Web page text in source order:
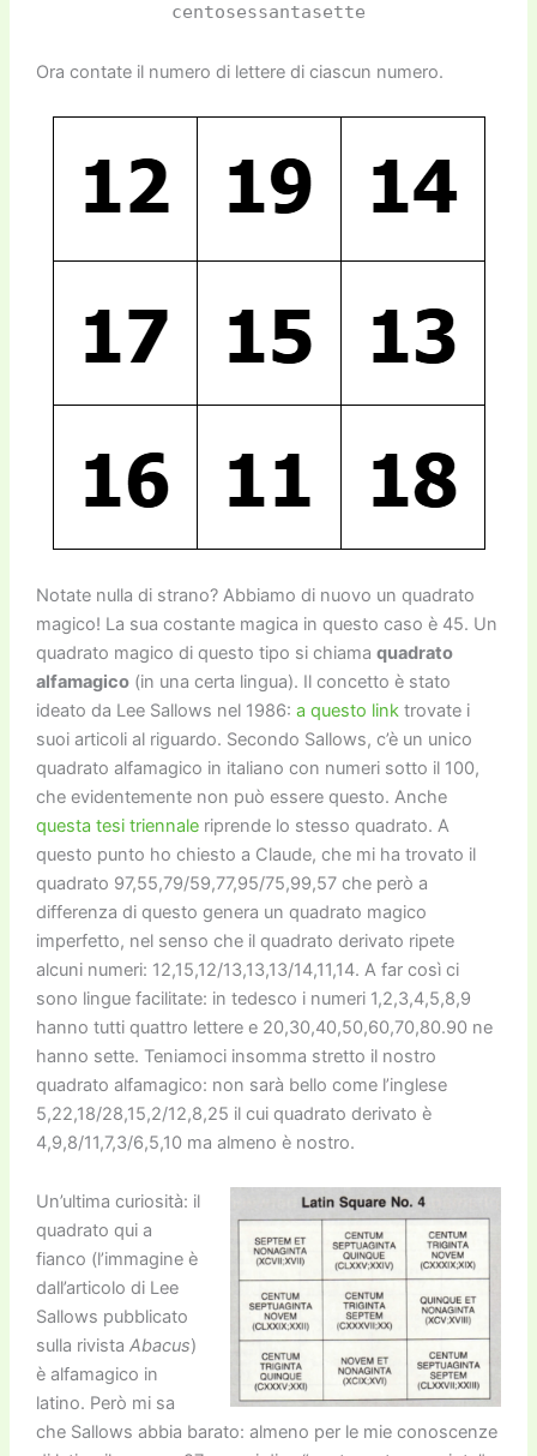
centosessantasette
Ora contate il numero di lettere di ciascun numero.
Notate nulla di strano? Abbiamo di nuovo un quadrato
magico! La sua costante magica in questo caso è 45. Un
quadrato magico di questo tipo si chiama quadrato
alfamagico(in una certa lingua). Il concetto è stato
ideato da Lee Sallows nel 1986: a questo linktrovate i
suoi articoli al riguardo. Secondo Sallows, c’è un unico
quadrato alfamagico in italiano con numeri sotto il 100,
che evidentemente non può essere questo. Anche
questa tesi triennaleriprende lo stesso quadrato. A
questo punto ho chiesto a Claude, che mi ha trovato il
quadrato 97,55,79/59,77,95/75,99,57 che però a
differenza di questo genera un quadrato magico
imperfetto, nel senso che il quadrato derivato ripete
alcuni numeri: 12,15,12/13,13,13/14,11,14. A far così ci
sono lingue facilitate: in tedesco i numeri 1,2,3,4,5,8,9
hanno tutti quattro lettere e 20,30,40,50,60,70,80.90 ne
hanno sette. Teniamoci insomma stretto il nostro
quadrato alfamagico: non sarà bello come l’inglese
5,22,18/28,15,2/12,8,25 il cui quadrato derivato è
4,9,8/11,7,3/6,5,10 ma almeno è nostro.
Un’ultima curiosità: il
quadrato qui a
fianco (l’immagine è
dall’articolo di Lee
Sallows pubblicato
sulla rivista Abacus)
è alfamagico in
latino. Però mi sa
che Sallows abbia barato: almeno per le mie conoscenze